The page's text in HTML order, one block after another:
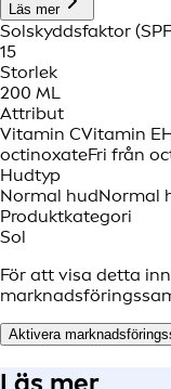
Läs mer
Solskyddsfaktor
15
Storlek
200 ML
Attribut
Vitamin CVitamin E
octinoxateFri från
Hudtyp
Normal hudNormal
Produktkategori
Sol
För att visa detta
Aktivera